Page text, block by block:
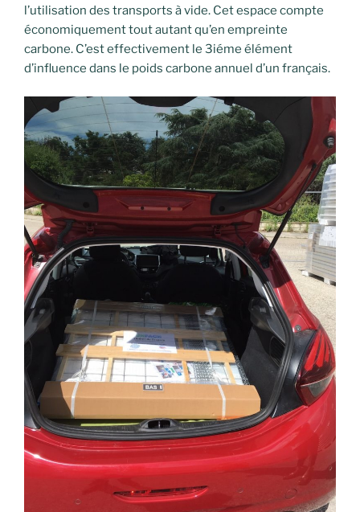
l’utilisation des transports à vide. Cet espace compte
économiquement tout autant qu’en empreinte
carbone. C’est effectivement le 3iéme élément
d’influence dans le poids carbone annuel d’un français.